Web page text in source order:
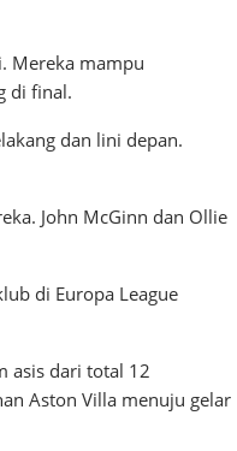
Mereka mampu
di final.
dan lini depan.
John McGinn dan Ollie
di Europa League
asis dari total 12
Aston Villa menuju gelar